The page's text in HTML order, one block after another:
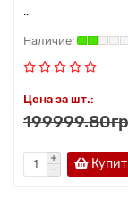
Цена за шт.: